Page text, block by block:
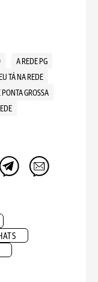
A REDE PG
TÁ NA REDE
PONTA GROSSA